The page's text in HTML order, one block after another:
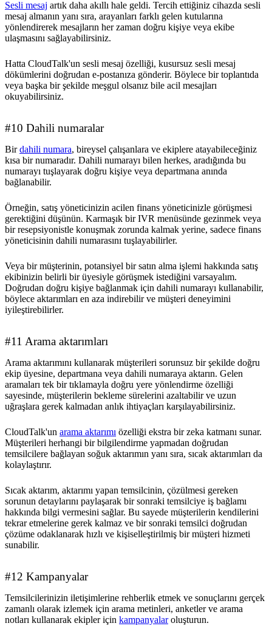
Sesli mesaj artık daha akıllı hale geldi. Tercih ettiğiniz cihazda sesli
mesaj almanın yanı sıra, arayanları farklı gelen kutularına
yönlendirerek mesajların her zaman doğru kişiye veya ekibe
ulaşmasını sağlayabilirsiniz.
Hatta CloudTalk'un sesli mesaj özelliği, kusursuz sesli mesaj
dökümlerini doğrudan e-postanıza gönderir. Böylece bir toplantıda
veya başka bir şekilde meşgul olsanız bile acil mesajları
okuyabilirsiniz.
#10 Dahili numaralar
Birdahili numara, bireysel çalışanlara ve ekiplere atayabileceğiniz
kısa bir numaradır. Dahili numarayı bilen herkes, aradığında bu
numarayı tuşlayarak doğru kişiye veya departmana anında
bağlanabilir.
Örneğin, satış yöneticinizin acilen finans yöneticinizle görüşmesi
gerektiğini düşünün. Karmaşık bir IVR menüsünde gezinmek veya
bir resepsiyonistle konuşmak zorunda kalmak yerine, sadece finans
yöneticisinin dahili numarasını tuşlayabilirler.
Veya bir müşterinin, potansiyel bir satın alma işlemi hakkında satış
ekibinizin belirli bir üyesiyle görüşmek istediğini varsayalım.
Doğrudan doğru kişiye bağlanmak için dahili numarayı kullanabilir,
böylece aktarımları en aza indirebilir ve müşteri deneyimini
iyileştirebilirler.
#11 Arama aktarımları
Arama aktarımını kullanarak müşterileri sorunsuz bir şekilde doğru
ekip üyesine, departmana veya dahili numaraya aktarın. Gelen
aramaları tek bir tıklamayla doğru yere yönlendirme özelliği
sayesinde, müşterilerin bekleme sürelerini azaltabilir ve uzun
uğraşlara gerek kalmadan anlık ihtiyaçları karşılayabilirsiniz.
CloudTalk'un arama aktarımı özelliği ekstra bir zeka katmanı sunar.
Müşterileri herhangi bir bilgilendirme yapmadan doğrudan
temsilcilere bağlayan soğuk aktarımın yanı sıra, sıcak aktarımları da
kolaylaştırır.
Sıcak aktarım, aktarımı yapan temsilcinin, çözülmesi gereken
sorunun detaylarını paylaşarak bir sonraki temsilciye iş bağlamı
hakkında bilgi vermesini sağlar. Bu sayede müşterilerin kendilerini
tekrar etmelerine gerek kalmaz ve bir sonraki temsilci doğrudan
çözüme odaklanarak hızlı ve kişiselleştirilmiş bir müşteri hizmeti
sunabilir.
#12 Kampanyalar
Temsilcilerinizin iletişimlerine rehberlik etmek ve sonuçlarını gerçek
zamanlı olarak izlemek için arama metinleri, anketler ve arama
notları kullanarak ekipler için kampanyalaroluşturun.